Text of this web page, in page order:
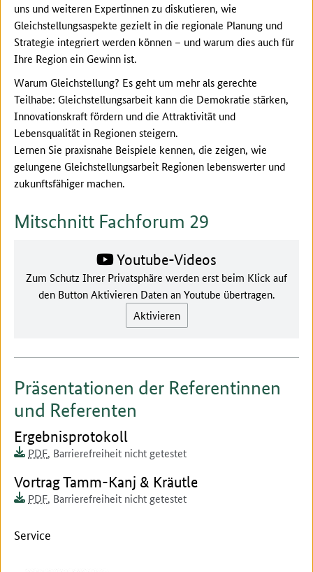
uns und weiteren Expertinnen zu diskutieren, wie
Gleichstellungsaspekte gezielt in die regionale Planung und
Strategie integriert werden können – und warum dies auch für
Ihre Region ein Gewinn ist.
Warum Gleichstellung? Es geht um mehr als gerechte
Teilhabe: Gleichstellungsarbeit kann die Demokratie stärken,
Innovationskraft fördern und die Attraktivität und
Lebensqualität in Regionen steigern.
Lernen Sie praxisnahe Beispiele kennen, die zeigen, wie
gelungene Gleichstellungsarbeit Regionen lebenswerter und
zukunftsfähiger machen.
Mitschnitt Fachforum 29
Youtube-Videos
Zum Schutz Ihrer Privatsphäre werden erst beim Klick auf
den Button Aktivieren Daten an Youtube übertragen.
Aktivieren
Präsentationen der Referentinnen
und Referenten
Dokument zum runterladen:
Ergebnisprotokoll
Dokumentenformat:
PDF
Barrierefreiheit:
Dieses Dokument ist auf
, Barrierefreiheit nicht getestet
Dokument zum runterladen:
Vortrag Tamm-Kanj & Kräutle
Dokumentenformat:
PDF
Barrierefreiheit:
Dieses Dokument ist auf
, Barrierefreiheit nicht getestet
Service